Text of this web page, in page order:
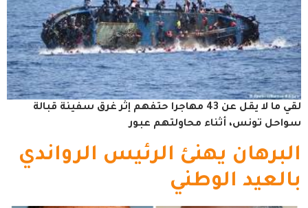
لقي ما لا يقل عن 43 مهاجرا حتفهم إثر غرق سفينة قبالة
سواحل تونس، أثناء محاولتهم عبور
البرهان يهنئ الرئيس الرواندي
بالعيد الوطني